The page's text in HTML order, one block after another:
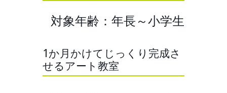
対象年齢：年長～小学生
1か月かけてじっくり完成さ
せるアート教室